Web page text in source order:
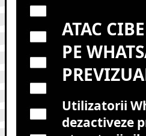
ATAC
PE
Utilizatorii
dezactiveze